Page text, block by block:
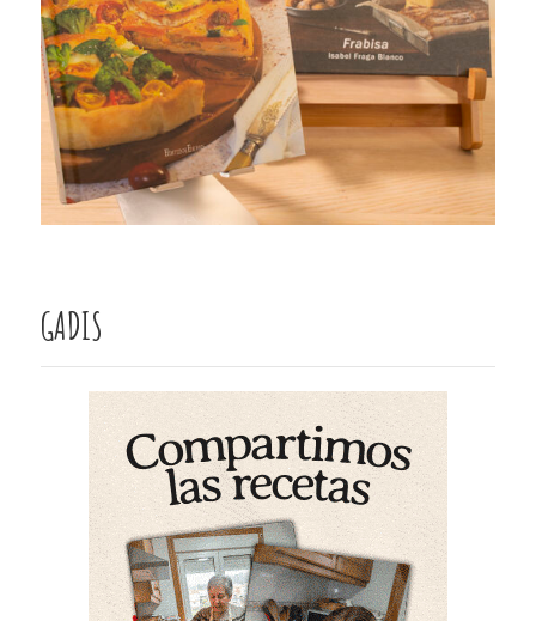
GADIS